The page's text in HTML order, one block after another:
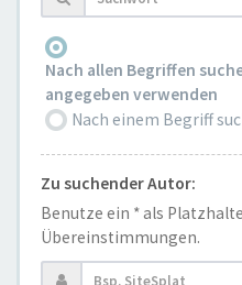
Nach allen Begriffen
angegeben verwenden
Nach einem Begriff
Zu suchender Autor:
Benutze ein * als
Übereinstimmungen.